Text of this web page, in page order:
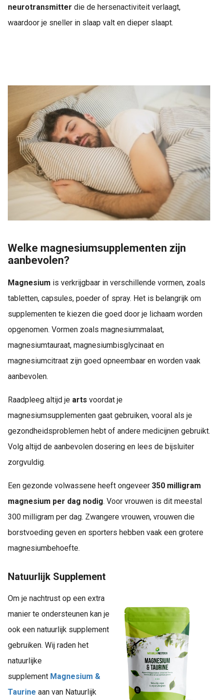
neurotransmitter die de hersenactiviteit verlaagt,
waardoor je sneller in slaap valt en dieper slaapt.
Welke magnesiumsupplementen zijn
aanbevolen?
Magnesium is verkrijgbaar in verschillende vormen, zoals
tabletten, capsules, poeder of spray. Het is belangrijk om
supplementen te kiezen die goed door je lichaam worden
opgenomen. Vormen zoals magnesiummalaat,
magnesiumtauraat, magnesiumbisglycinaat en
magnesiumcitraat zijn goed opneembaar en worden vaak
aanbevolen.
Raadpleeg altijd je arts voordat je
magnesiumsupplementen gaat gebruiken, vooral als je
gezondheidsproblemen hebt of andere medicijnen gebruikt.
Volg altijd de aanbevolen dosering en lees de bijsluiter
zorgvuldig.
Een gezonde volwassene heeft ongeveer 350 milligram
magnesium per dag nodig. Voor vrouwen is dit meestal
300 milligram per dag. Zwangere vrouwen, vrouwen die
borstvoeding geven en sporters hebben vaak een grotere
magnesiumbehoefte.
Natuurlijk Supplement
Om je nachtrust op een extra
manier te ondersteunen kan je
ook een natuurlijk supplement
gebruiken. Wij raden het
natuurlijke
supplement Magnesium &
Taurine aan van Natuurlijk